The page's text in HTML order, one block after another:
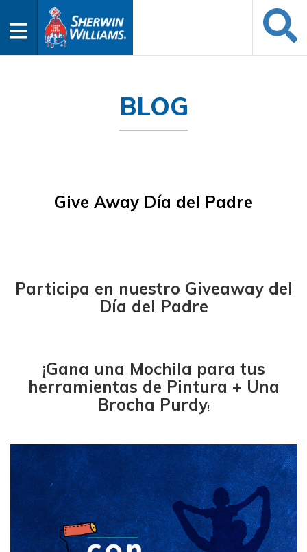
BLOG
Give Away Día del Padre
Participa en nuestro Giveaway del
Día del Padre
¡Gana una Mochila para tus
herramientas de Pintura + Una
Brocha Purdy!